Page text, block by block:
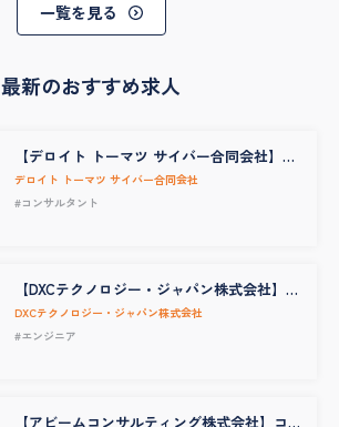
一覧を見る
最新のおすすめ求人
【デロイト トーマツ サイバー合同会社】サ
イバー インテリジェンス センター インシ
デントコーディネーター
デロイト トーマツ サイバー合同会社
#コンサルタント
【DXCテクノロジー・ジャパン株式会社】Sr
Analyst III Data Engineering
DXCテクノロジー・ジャパン株式会社
#エンジニア
【アビームコンサルティング株式会社】コ